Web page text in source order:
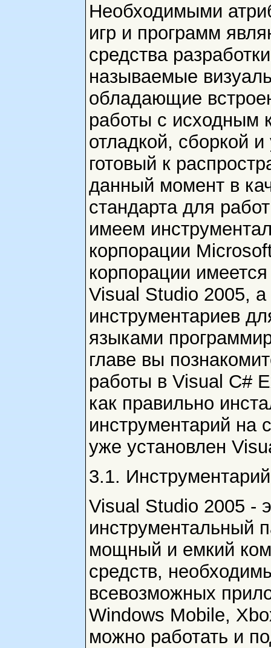
Необходимыми
игр и программ
средства
называемые
обладающие
работы с исходным
отладкой, сборкой и
готовый к
данный момент в
стандарта для
имеем
корпорации
корпорации
Visual Studio 2005,
инструментариев
языками
главе вы
работы в Visual C#
как правильно
инструментарий на
уже установлен
3.1.
Visual Studio 2005 -
инструментальный
мощный и емкий
средств,
всевозможных
Windows Mobile,
можно работать и